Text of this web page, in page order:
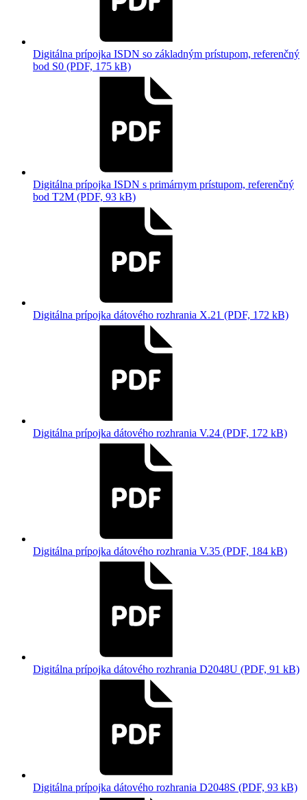
Digitálna prípojka ISDN so základným prístupom, referenčný
bod S0 (PDF, 175 kB)
Digitálna prípojka ISDN s primárnym prístupom, referenčný
bod T2M (PDF, 93 kB)
Digitálna prípojka dátového rozhrania X.21 (PDF, 172 kB)
Digitálna prípojka dátového rozhrania V.24 (PDF, 172 kB)
Digitálna prípojka dátového rozhrania V.35 (PDF, 184 kB)
Digitálna prípojka dátového rozhrania D2048U (PDF, 91 kB)
Digitálna prípojka dátového rozhrania D2048S (PDF, 93 kB)